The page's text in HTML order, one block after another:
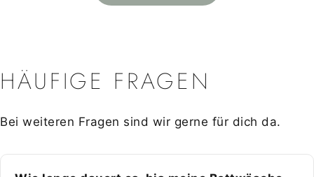
HÄUFIGE FRAGEN
Bei weiteren Fragen sind wir gerne für dich da.